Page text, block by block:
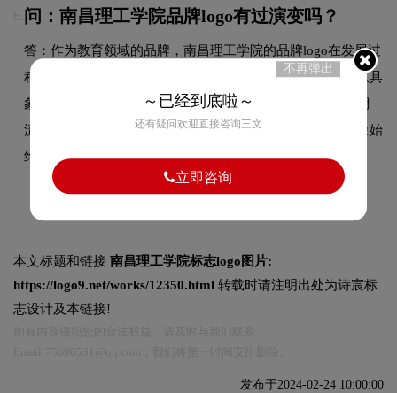
6. 问：南昌理工学院品牌logo有过演变吗？
答：作为教育领域的品牌，南昌理工学院的品牌logo在发展过
程中经历了持续优化与迭代，整体呈现出从复杂到简约、从具
象到抽象的现代化演变趋势。每一次更新都紧跟时代审美潮
流，同时保持品牌核心识别元素的延续性，使品牌视觉形象始
终与时俱进，历久弥新。
本文标题和链接 南昌理工学院标志logo图片:
https://logo9.net/works/12350.html 转载时请注明出处为诗宸标
志设计及本链接!
发布于2024-02-24 10:00:00
不再弹出
～已经到底啦～
还有疑问欢迎直接咨询三文
立即咨询